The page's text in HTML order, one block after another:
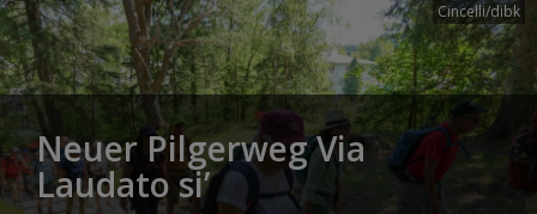
Cincelli/dibk
Neuer Pilgerweg Via
Laudato si’